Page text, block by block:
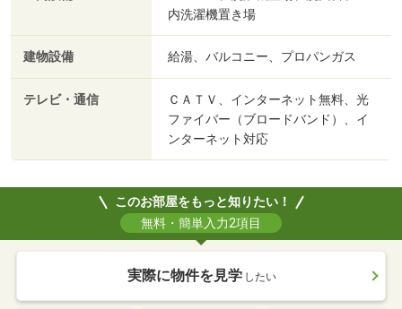
内洗濯機置き場
建物設備 給湯、バルコニー、プロパンガス
テレビ・通信
ＣＡＴＶ、インターネット無料、光
ファイバー（ブロードバンド）、イ
ンターネット対応
このお部屋をもっと知りたい！
無料・簡単入力2項目
実際に物件を見学 したい